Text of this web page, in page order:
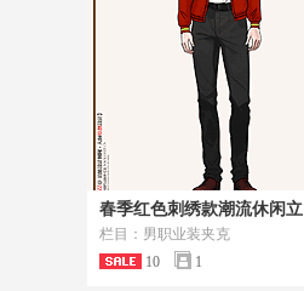
春季红色刺绣款潮流休闲立
栏目：男职业装夹克
10
1